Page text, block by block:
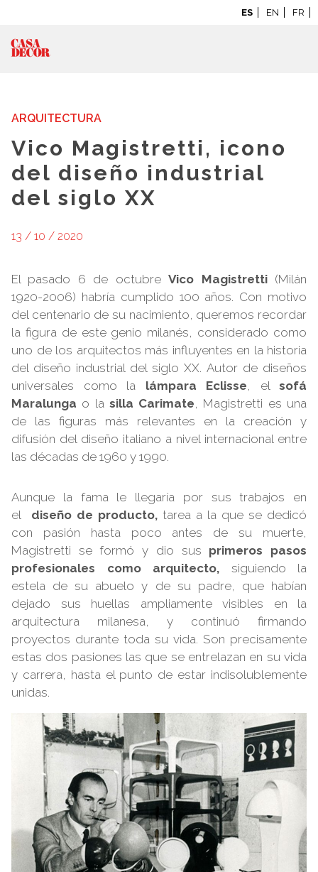
ES EN FR
BLOG: LA CASA SE
ARQUITECTURA
Vico Magistretti, icono
del diseño industrial
del siglo XX
13 / 10 / 2020
El pasado 6 de octubreVico Magistretti(Milán
1920-2006) habría cumplido 100 años. Con motivo
del centenario de su nacimiento, queremos recordar
la figura de este genio milanés, considerado como
uno de los arquitectos más influyentes en la historia
del diseño industrial del siglo XX. Autor de diseños
universales como la lámpara Eclisse, el sofá
Maralunga o la silla Carimate, Magistretti es una
de las figuras más relevantes en la creación y
difusión del diseño italiano a nivel internacional entre
las décadas de 1960 y 1990.
Aunque la fama le llegaría por sus trabajos en
el diseño de producto, tarea a la que se dedicó
con pasión hasta poco antes de su muerte,
Magistretti se formó y dio sus primeros pasos
profesionales como arquitecto, siguiendo la
estela de su abuelo y de su padre, que habían
dejado sus huellas ampliamente visibles en la
arquitectura milanesa, y continuó firmando
proyectos durante toda su vida. Son precisamente
estas dos pasiones las que se entrelazan en su vida
y carrera, hasta el punto de estar indisolublemente
unidas.